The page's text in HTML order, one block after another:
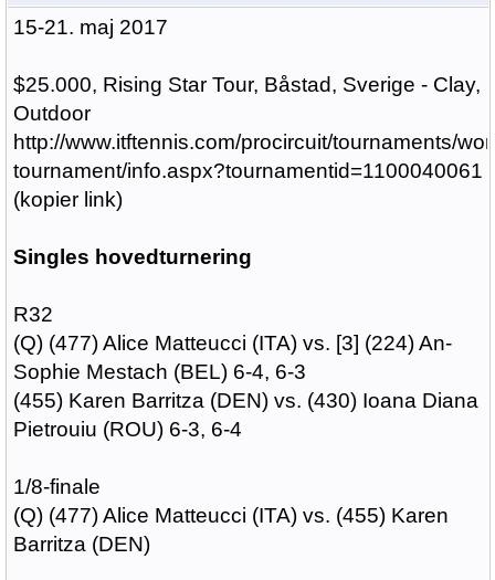
15-21. maj 2017
$25.000, Rising Star Tour, Båstad, Sverige - Clay,
Outdoor
http://www.itftennis.com/procircuit/tournaments/
tournament/info.aspx?tournamentid=1100040061
(kopier link)
Singles hovedturnering
R32
(Q) (477) Alice Matteucci (ITA) vs. [3] (224) An-
Sophie Mestach (BEL) 6-4, 6-3
(455) Karen Barritza (DEN) vs. (430) Ioana Diana
Pietrouiu (ROU) 6-3, 6-4
1/8-finale
(Q) (477) Alice Matteucci (ITA) vs. (455) Karen
Barritza (DEN)